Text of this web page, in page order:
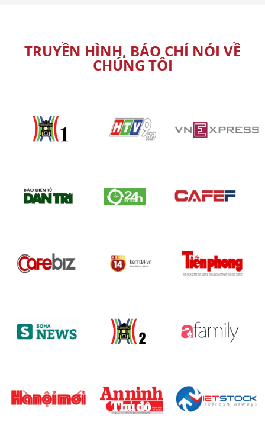
TRUYỀN HÌNH, BÁO CHÍ NÓI VỀ
CHÚNG TÔI